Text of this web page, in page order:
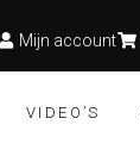
Mijn account
VIDEO’S